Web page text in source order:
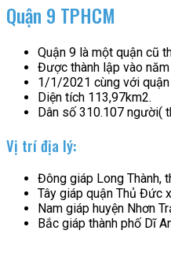
Quận 9 TPHCM
Quận 9 là một quận cũ
Được thành lập vào
1/1/2021 cùng với quận
Diện tích 113,97km2.
Dân số 310.107 người(
Vị trí địa lý:
Đông giáp Long Thành,
Tây giáp quận Thủ Đức
Nam giáp huyện Nhơn
Bắc giáp thành phố Dĩ